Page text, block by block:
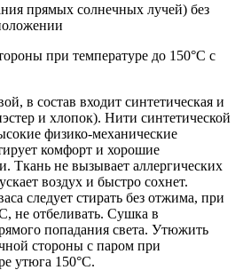
прямых солнечных лучей) без
при температуре до 150°C с
в состав входит синтетическая и
и хлопок). Нити синтетической
физико-механические
комфорт и хорошие
Ткань не вызывает аллергических
воздух и быстро сохнет.
следует стирать без отжима, при
не отбеливать. Сушка в
попадания света. Утюжить
стороны с паром при
утюга 150°С.